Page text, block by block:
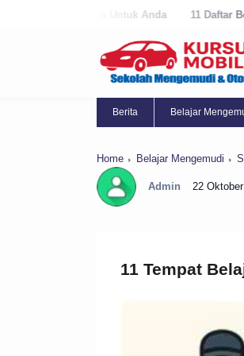
11 Daftar Bengkel Panggilan
Berita Belajar
Home Belajar Mengemudi
Admin 22
11 Tempat